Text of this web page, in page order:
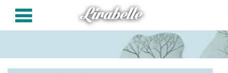
Panneau de gestion des cookies
Lirabelle